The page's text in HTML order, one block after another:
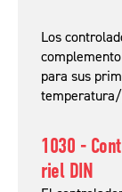
Los
para sus
temperatura/
1030 -
riel DIN